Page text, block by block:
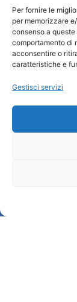
Per fornire le
per memorizzare
consenso a
comportamento di
acconsentire o
caratteristiche e
Gestisci servizi
Turismo
Chi siamo
Informazioni e
Cookie Policy